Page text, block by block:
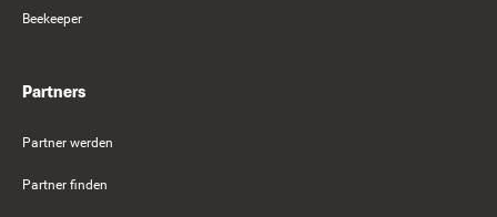
Beekeeper
Partners
Partner werden
Partner finden